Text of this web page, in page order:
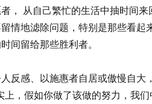
， 从自己繁忙的生活中抽时间
情地滤除问题，特别是那些看起
间留给那些胜利者。
反感、以施惠者自居或傲慢自大
，假如你做了该做的努力，我